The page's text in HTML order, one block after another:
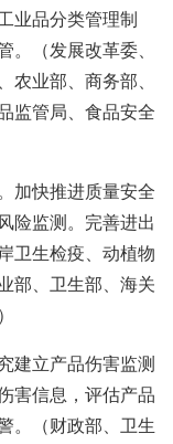
业品分类管理制
。（发展改革委、
业部、商务部、
监管局、食品安全
快推进质量安全
险监测。完善进出
卫生检疫、动植物
部、卫生部、海关
立产品伤害监测
害信息，评估产品
。（财政部、卫生